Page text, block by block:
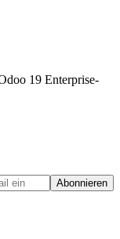
19 Enterprise-
Abonnieren